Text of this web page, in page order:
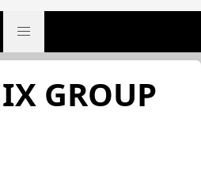
GROUP